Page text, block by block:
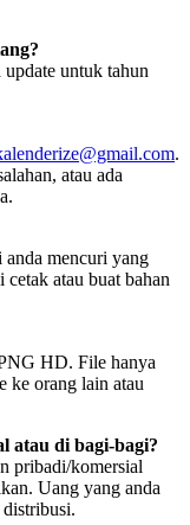
untuk tahun
.
atau ada
mencuri yang
atau buat bahan
HD. File hanya
ke orang lain atau
atau di bagi-bagi?
pribadi/komersial
Uang yang anda